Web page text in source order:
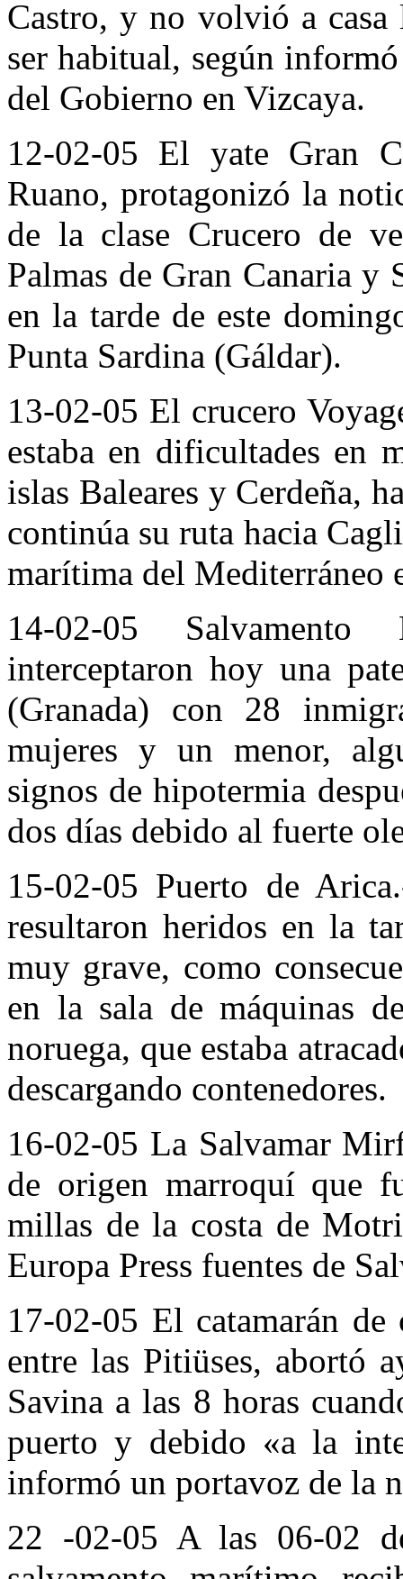
Castro, y no volvió a casa
ser habitual, según
del Gobierno en Vizcaya.
12-02-05 El yate Gran
Ruano, protagonizó la
de la clase Crucero de
Palmas de Gran Canaria y
en la tarde de este
Punta Sardina (Gáldar).
13-02-05 El crucero
estaba en dificultades en
islas Baleares y Cerdeña,
continúa su ruta hacia
marítima del Mediterráneo
14-02-05
interceptaron hoy una
(Granada) con 28
mujeres y un menor,
signos de hipotermia
dos días debido al fuerte
15-02-05 Puerto de
resultaron heridos en la
muy grave, como
en la sala de máquinas
noruega, que estaba
descargando contenedores.
16-02-05 La Salvamar
de origen marroquí que
millas de la costa de
Europa Press fuentes de
17-02-05 El catamarán de
entre las Pitiüses, abortó
Savina a las 8 horas
puerto y debido «a la
informó un portavoz de la
22 -02-05 A las 06-02